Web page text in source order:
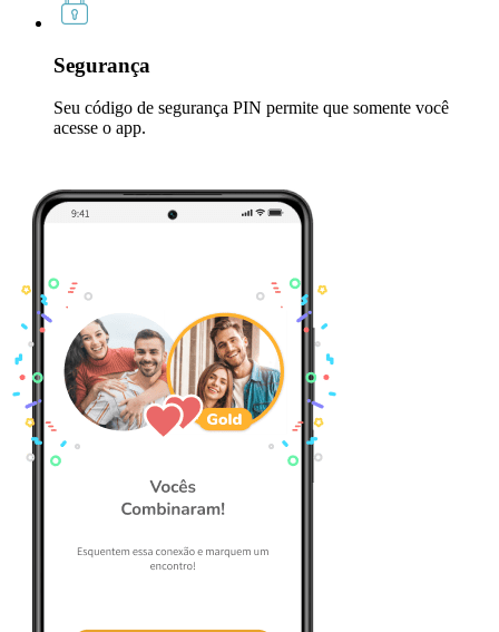
Segurança
Seu código de segurança PIN permite que somente você
acesse o app.